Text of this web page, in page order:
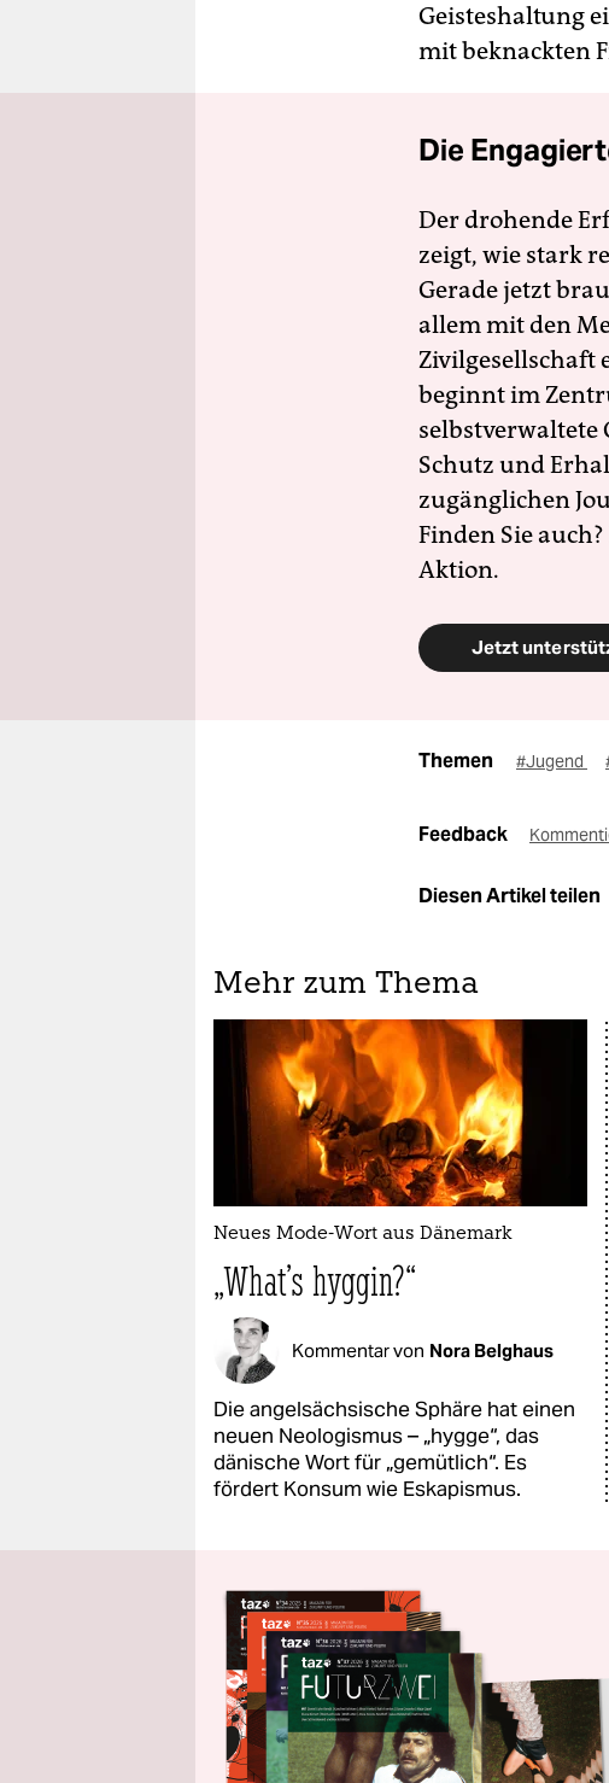
Geisteshaltung
mit beknackten
Die
Der drohende
zeigt, wie stark
Gerade jetzt
allem mit den
Zivilgesellschaft
beginnt im
selbstverwaltete
Schutz und
zugänglichen
Finden Sie
Aktion.
Jetzt
Themen #Jugend
Feedback
Diesen Artikel teilen
Mehr zum Thema
Neues Mode-Wort aus Dänemark
„What's hyggin?“
Kommentar von Nora Belghaus
Die angelsächsische Sphäre hat einen
neuen Neologismus – „hygge“, das
dänische Wort für „gemütlich“. Es
fördert Konsum wie Eskapismus.